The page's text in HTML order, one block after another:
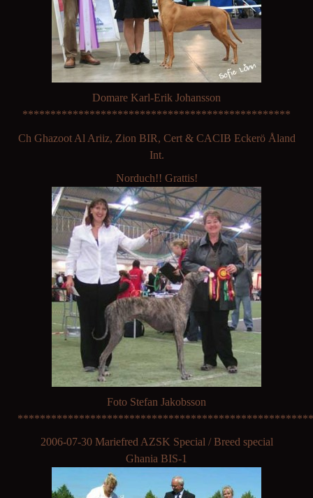
Domare Karl-Erik Johansson
************************************************
Ch Ghazoot Al Ariiz, Zion BIR, Cert & CACIB Eckerö Åland
Int.
Norduch!! Grattis!
Foto Stefan Jakobsson
2006-07-30 Mariefred AZSK Special / Breed special
Ghania BIS-1